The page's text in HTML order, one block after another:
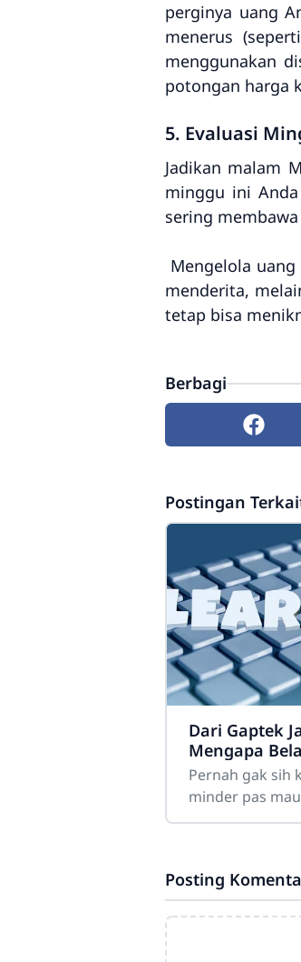
perginya uang
menerus
menggunakan
potongan harga
5. Evaluasi
Jadikan malam
minggu ini
sering
Mengelola
menderita,
tetap bisa
Berbagi
Postingan
Dari Gaptek
Mengapa
Gak Pernah
Terlambat
Pernah gak sih
minder pas
Misalnya,
Posting